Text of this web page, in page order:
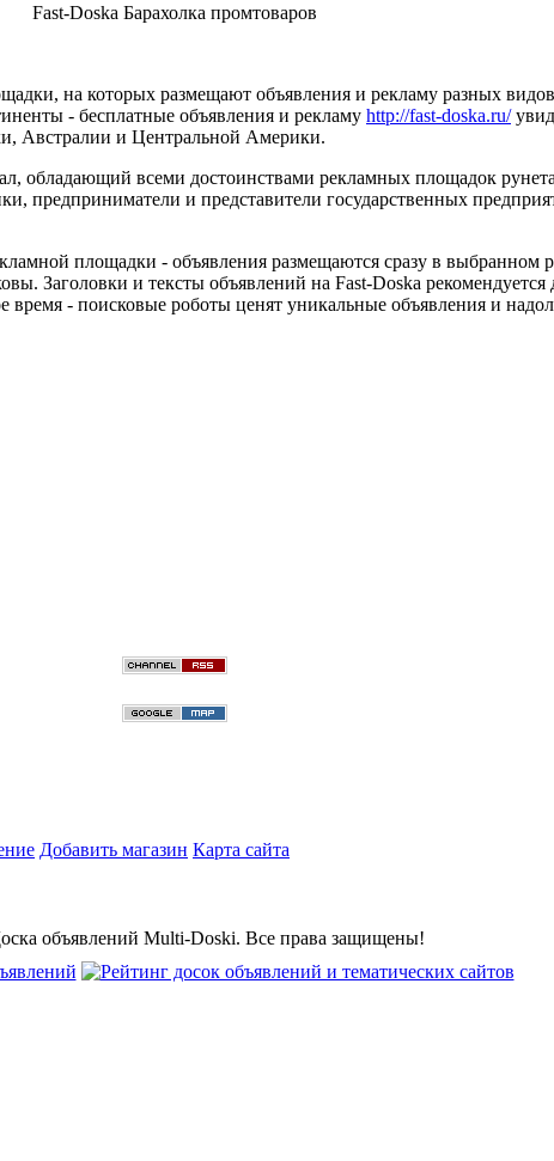
Fast-Doska Барахолка промтоваров
на которых размещают объявления и рекламу разных
- бесплатные объявления и рекламу http://fast-doska.ru/
Австралии и Центральной Америки.
обладающий всеми достоинствами рекламных площадок
и представители государственных
площадки - объявления размещаются сразу в выбранном
Заголовки и тексты объявлений на Fast-Doska
время - поисковые роботы ценят уникальные объявления и
Добавить магазин Карта сайта
объявлений Multi-Doski. Все права защищены!